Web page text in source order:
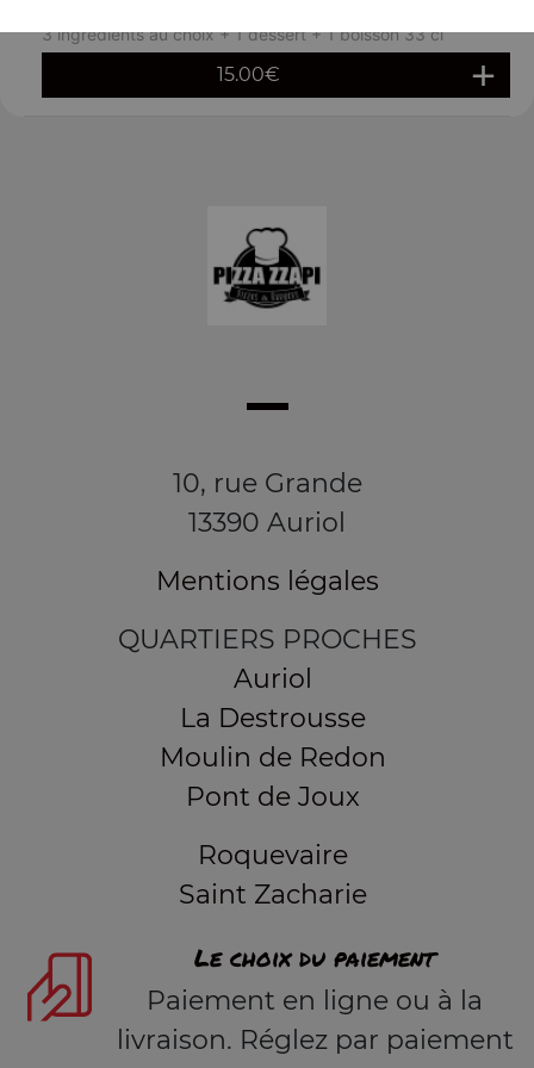
3 ingrédients au choix + 1 dessert + 1 boisson 33 cl
15.00€
10, rue Grande
13390 Auriol
Mentions légales
QUARTIERS PROCHES
Auriol
La Destrousse
Moulin de Redon
Pont de Joux
Roquevaire
Saint Zacharie
Le choix du paiement
Paiement en ligne ou à la
livraison. Réglez par paiement